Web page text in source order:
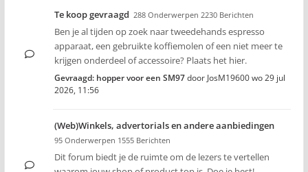
Te koop gevraagd 288 Onderwerpen 2230 Berichten
Ben je al tijden op zoek naar tweedehands espresso
apparaat, een gebruikte koffiemolen of een niet meer te
krijgen onderdeel of accessoire? Plaats het hier.
Gevraagd: hopper voor een SM97door JosM19600wo 29 jul
2026, 11:56
(Web)Winkels, advertorials en andere aanbiedingen
95 Onderwerpen 1555 Berichten
Dit forum biedt je de ruimte om de lezers te vertellen